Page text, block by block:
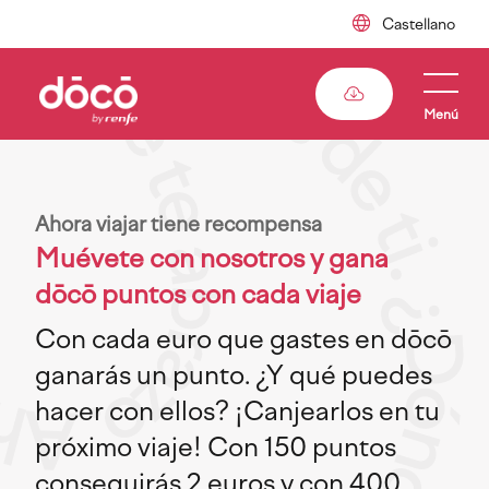
principal
Menú
Ahora viajar tiene recompensa
Muévete con nosotros y gana
dōcō puntos con cada viaje
Con cada euro que gastes en dōcō
ganarás un punto. ¿Y qué puedes
hacer con ellos? ¡Canjearlos en tu
próximo viaje! Con 150 puntos